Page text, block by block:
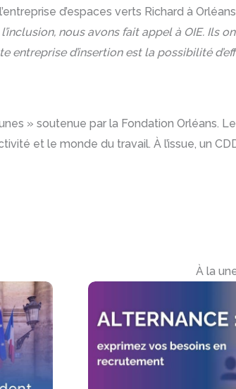
d’espaces verts Richard à
nous avons fait appel à OIE.
d’insertion est la possibilité
» soutenue par la Fondation Orléans.
et le monde du travail. À l’issue, un
À la